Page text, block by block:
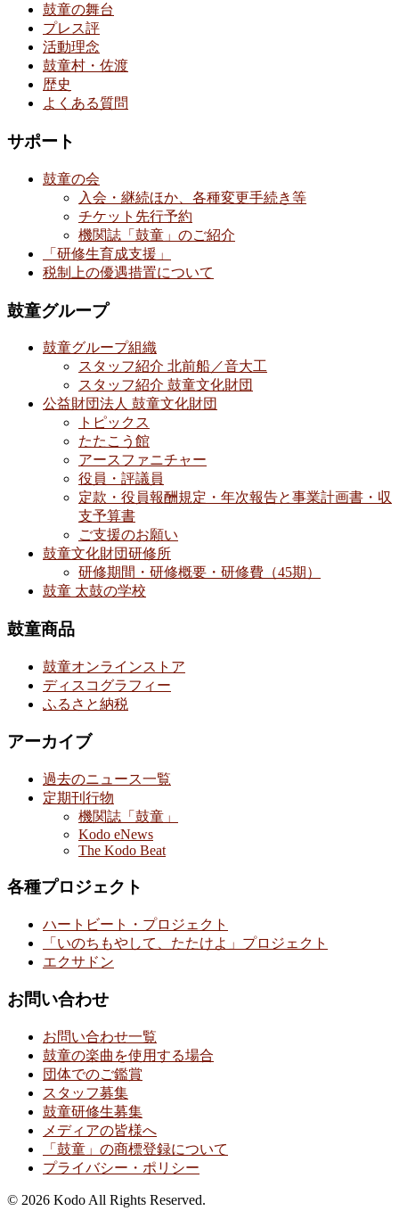
鼓童の舞台
プレス評
活動理念
鼓童村・佐渡
歴史
よくある質問
サポート
鼓童の会
入会・継続ほか、各種変更手続き等
チケット先行予約
機関誌「鼓童」のご紹介
「研修生育成支援」
税制上の優遇措置について
鼓童グループ
鼓童グループ組織
スタッフ紹介 北前船／音大工
スタッフ紹介 鼓童文化財団
公益財団法人 鼓童文化財団
トピックス
たたこう館
アースファニチャー
役員・評議員
定款・役員報酬規定・年次報告と事業計画書・収
支予算書
ご支援のお願い
鼓童文化財団研修所
研修期間・研修概要・研修費（45期）
鼓童 太鼓の学校
鼓童商品
鼓童オンラインストア
ディスコグラフィー
ふるさと納税
アーカイブ
過去のニュース一覧
定期刊行物
機関誌「鼓童」
Kodo eNews
The Kodo Beat
各種プロジェクト
ハートビート・プロジェクト
「いのちもやして、たたけよ」プロジェクト
エクサドン
お問い合わせ
お問い合わせ一覧
鼓童の楽曲を使用する場合
団体でのご鑑賞
スタッフ募集
鼓童研修生募集
メディアの皆様へ
「鼓童」の商標登録について
プライバシー・ポリシー
© 2026 Kodo All Rights Reserved.